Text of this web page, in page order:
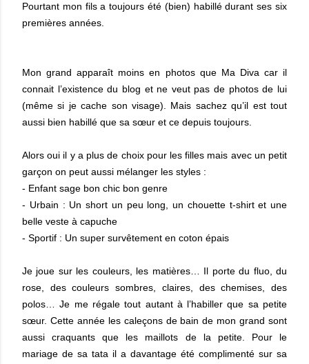
Pourtant mon fils a toujours été (bien) habillé durant ses six
premières années.
Mon grand apparaît moins en photos que Ma Diva car il
connait l’existence du blog et ne veut pas de photos de lui
(même si je cache son visage). Mais sachez qu’il est tout
aussi bien habillé que sa sœur et ce depuis toujours.
Alors oui il y a plus de choix pour les filles mais avec un petit
garçon on peut aussi mélanger les styles :
- Enfant sage bon chic bon genre
- Urbain : Un short un peu long, un chouette t-shirt et une
belle veste à capuche
- Sportif : Un super survêtement en coton épais
Je joue sur les couleurs, les matières… Il porte du fluo, du
rose, des couleurs sombres, claires, des chemises, des
polos… Je me régale tout autant à l’habiller que sa petite
sœur. Cette année les caleçons de bain de mon grand sont
aussi craquants que les maillots de la petite. Pour le
mariage de sa tata il a davantage été complimenté sur sa